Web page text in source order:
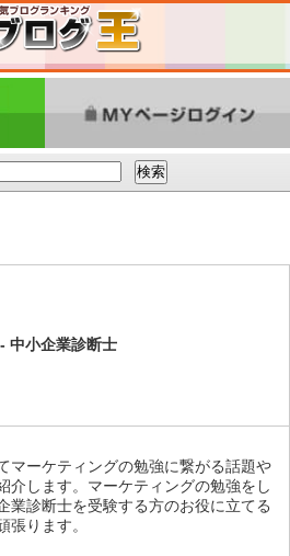
中小企業診断士
マーケティングの勉強に繋がる話題や
介します。マーケティングの勉強をし
業診断士を受験する方のお役に立てる
張ります。